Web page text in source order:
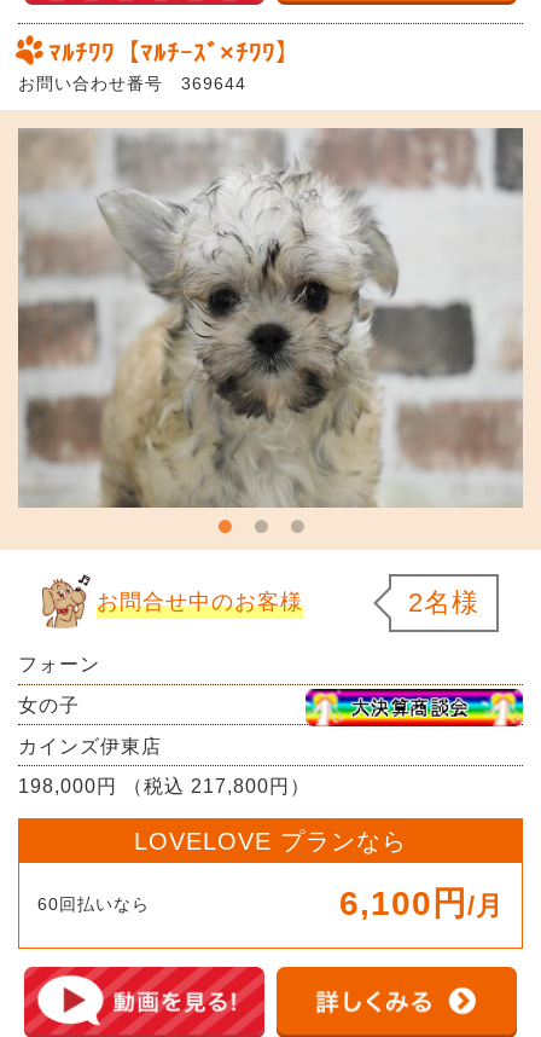
ﾏﾙﾁﾜﾜ【ﾏﾙﾁｰｽﾞ×ﾁﾜﾜ】
お問い合わせ番号 369644
お問合せ中のお客様 2名様
フォーン
女の子
カインズ伊東店
198,000円 （税込 217,800円）
LOVELOVE プランなら
60回払いなら 6,100円 /月